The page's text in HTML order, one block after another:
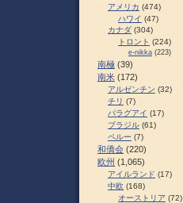
アメリカ (474)
ハワイ (47)
カナダ (304)
トロント (224)
e-nikka (223)
南極 (39)
南米 (172)
アルゼンチン (32)
チリ (7)
パラグアイ (17)
ブラジル (61)
ペルー (7)
和僑会 (220)
欧州 (1,065)
アイルランド (17)
中欧 (168)
オーストリア (72)